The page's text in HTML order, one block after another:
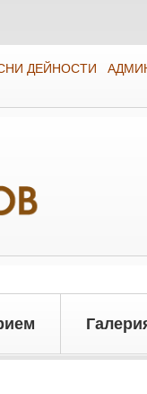
ДЕЙНОСТИ